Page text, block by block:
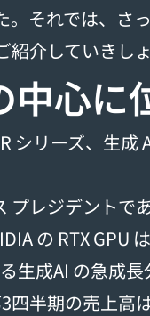
それでは、さ
介していきしょ
中心に
シリーズ、生成
レジデントで
の RTX GPU
生成AI の急成
四半期の売上高